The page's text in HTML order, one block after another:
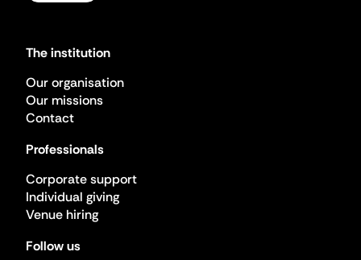
The institution
Our organisation
Our missions
Contact
Professionals
Corporate support
Individual giving
Venue hiring
Follow us